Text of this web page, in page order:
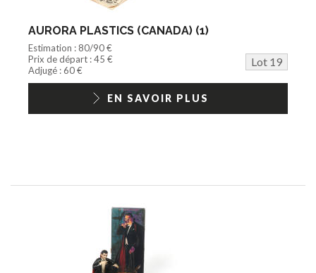
AURORA PLASTICS (CANADA) (1)
Estimation : 80/90 €
Prix de départ : 45 €
Lot 19
Adjugé : 60 €
EN SAVOIR PLUS